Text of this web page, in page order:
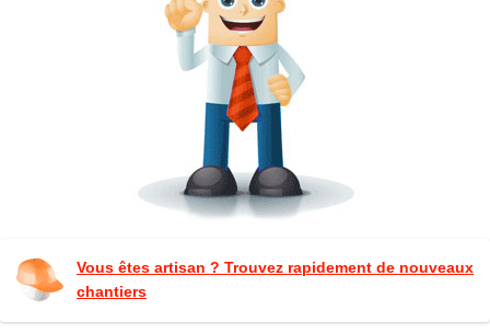
Vous êtes artisan ? Trouvez rapidement de nouveaux
chantiers